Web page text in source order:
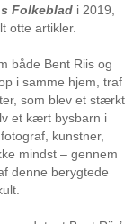
Folkeblad i 2019,
otte artikler.
både Bent Riis og
i samme hjem, traf
som blev et stærkt
et kært bysbarn i
kunstner,
mindst – gennem
denne berygtede